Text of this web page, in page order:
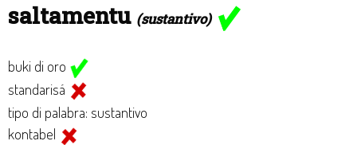
saltamentu (sustantivo)
buki di oro
standarisá
tipo di palabra: sustantivo
kontabel